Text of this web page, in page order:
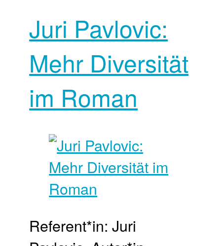
Juri Pavlovic:
Mehr Diversität
im Roman
Referent*in: Juri